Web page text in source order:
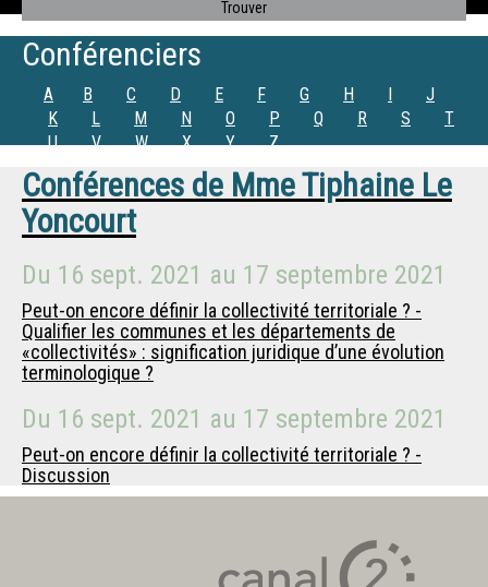
Conférenciers
A B C D E F G H I
J
K
L M N O P Q R S
T
U
V W X Y Z
Conférences de MmeTiphaine Le
Yoncourt
Du 16 sept. 2021 au 17 septembre 2021
Peut-on encore définir la collectivité territoriale ? -
Qualifier les communes et les départements de
«collectivités» : signification juridique d’une évolution
terminologique ?
Du 16 sept. 2021 au 17 septembre 2021
Peut-on encore définir la collectivité territoriale ? -
Discussion